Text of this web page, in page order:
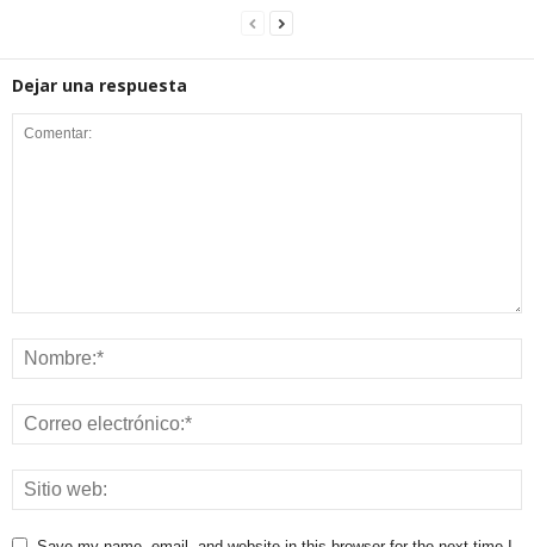
Dejar una respuesta